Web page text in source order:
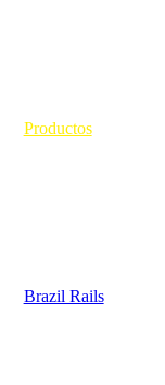
Productos
Brazil Rails